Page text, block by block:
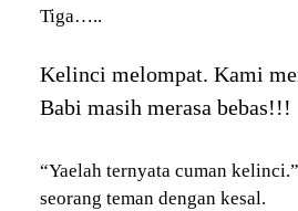
Tiga…..
Kelinci melompat. Kami
Babi masih merasa bebas!!!
“Yaelah ternyata cuman
seorang teman dengan kesal.